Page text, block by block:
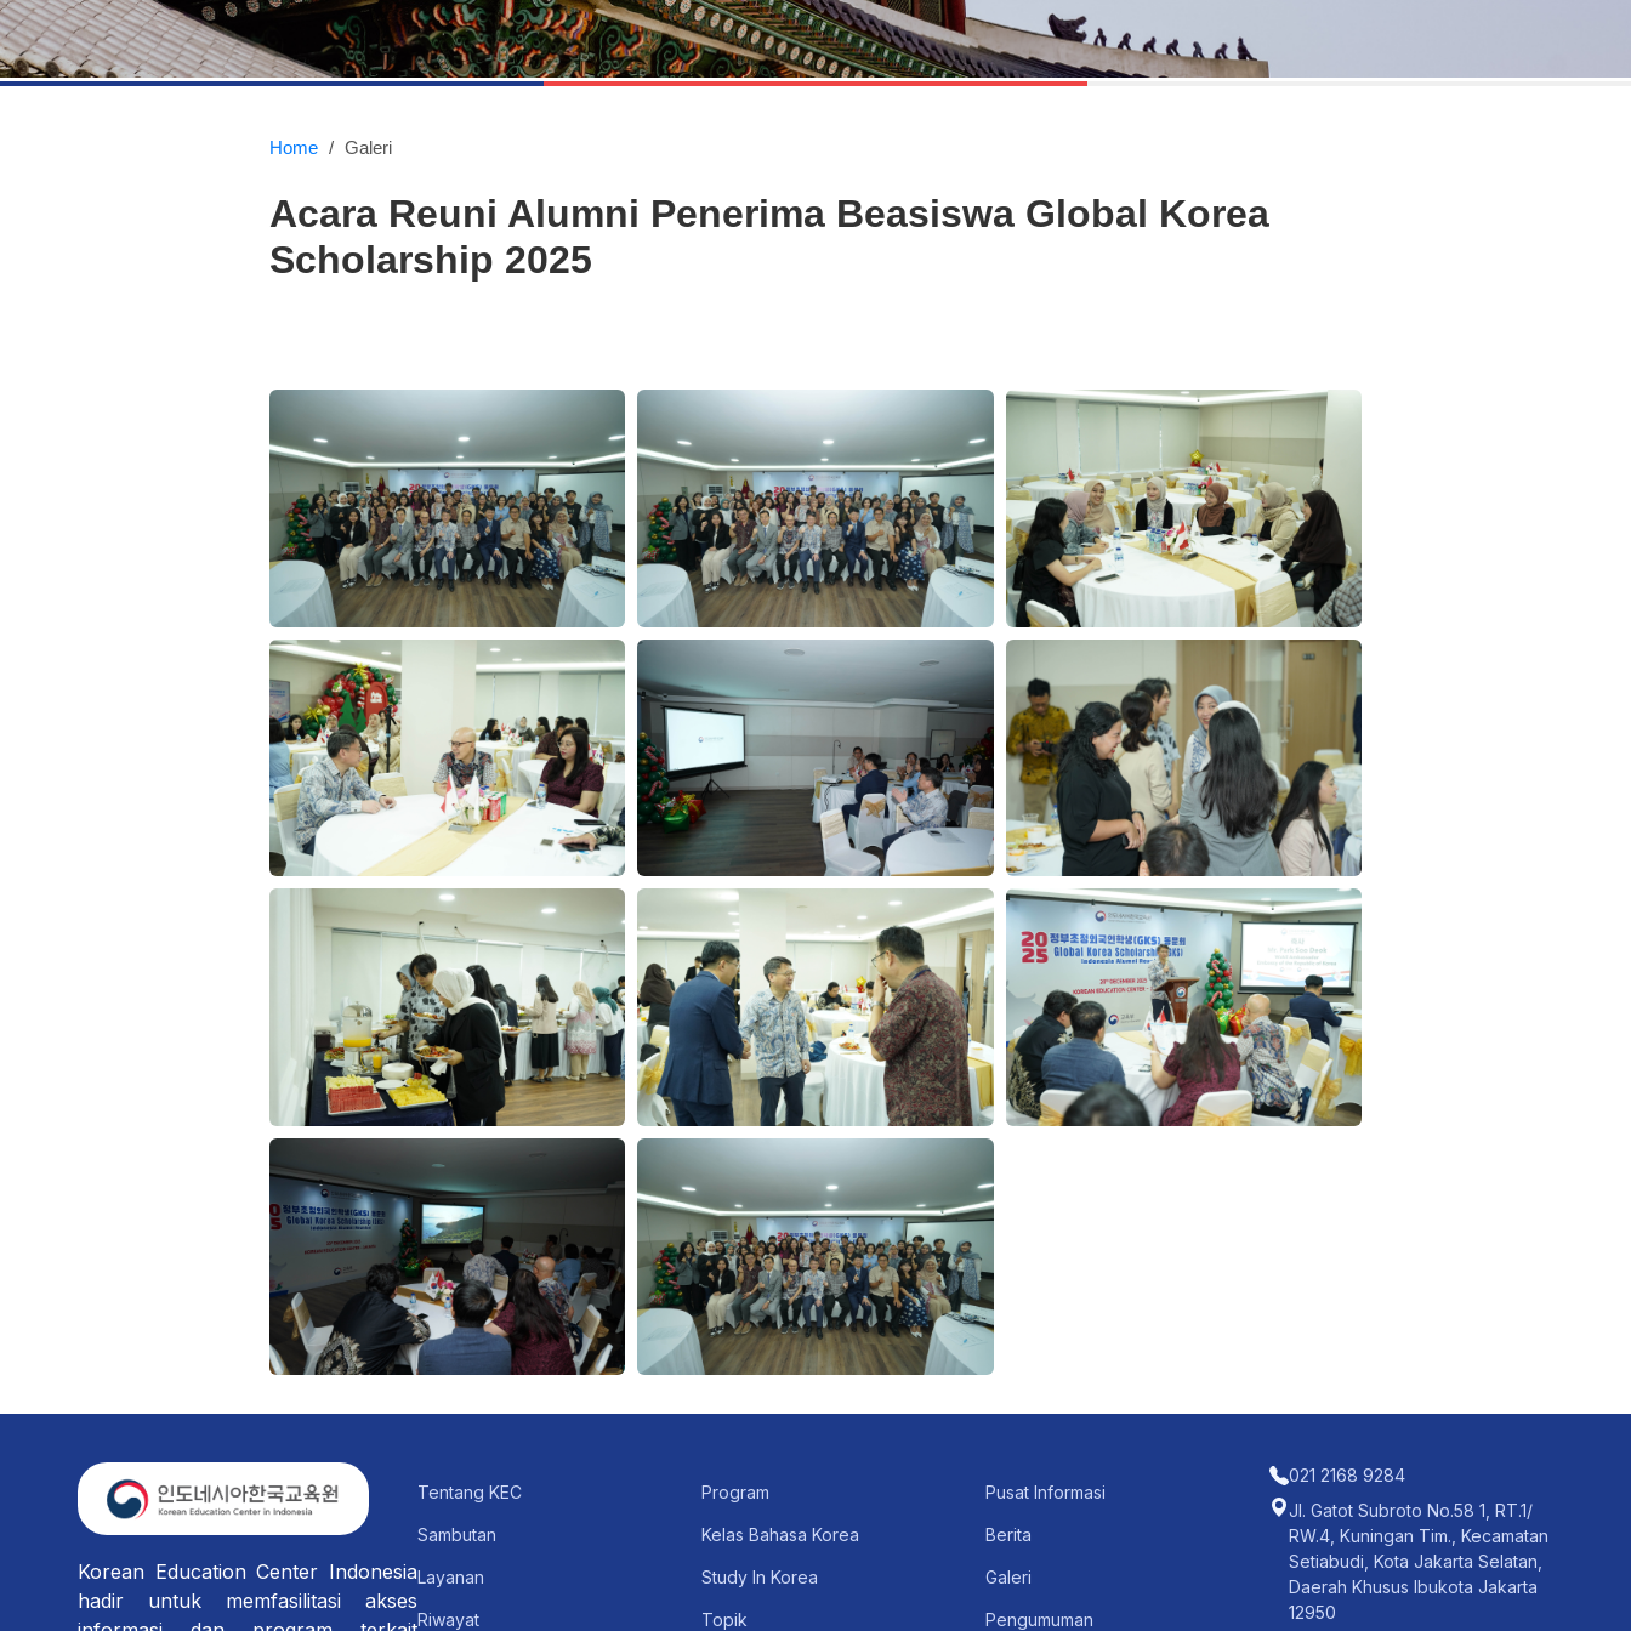
Home / Galeri
Acara Reuni Alumni Penerima Beasiswa Global Korea
Scholarship 2025
Korean Education Center Indonesia
hadir untuk memfasilitasi akses
Tentang KEC
Sambutan
Layanan
Riwayat
Program
Kelas Bahasa Korea
Study In Korea
Topik
Pusat Informasi
Berita
Galeri
Pengumuman
021 2168 9284
Jl. Gatot Subroto No.58 1, RT.1/
RW.4, Kuningan Tim., Kecamatan
Setiabudi, Kota Jakarta Selatan,
Daerah Khusus Ibukota Jakarta
12950